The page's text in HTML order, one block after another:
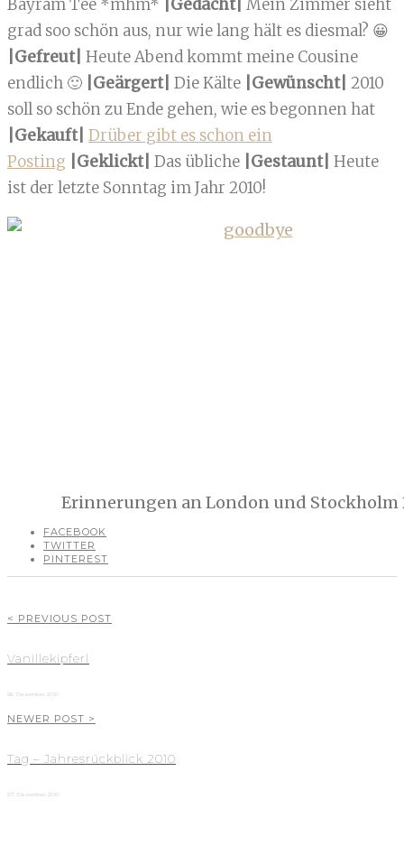
Bayram Tee *mhm* |Gedacht| Mein Zimmer sieht
grad soo schön aus, nur wie lang hält es diesmal? 😀
|Gefreut| Heute Abend kommt meine Cousine
endlich 🙂 |Geärgert| Die Kälte |Gewünscht| 2010
soll so schön zu Ende gehen, wie es begonnen hat
|Gekauft| Drüber gibt es schon ein
Posting
|Geklickt| Das übliche |Gestaunt| Heute
ist der letzte Sonntag im Jahr 2010!
Erinnerungen an London und Stockholm
FACEBOOK
TWITTER
PINTEREST
< PREVIOUS POST
Vanillekipferl
26. Dezember 2010
NEWER POST >
Tag – Jahresrückblick 2010
27. Dezember 2010